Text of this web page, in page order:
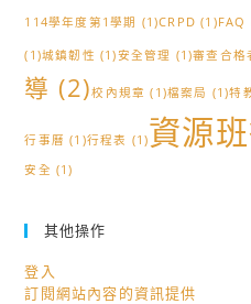
114學年度第1學期 (1)CRPD (1)FAQ
(1)城鎮韌性 (1)安全管理 (1)審查合格
導 (2)校內規章 (1)檔案局 (1)特
行事曆 (1)行程表 (1)資源
安全 (1)
其他操作
登入
訂閱網站內容的資訊提供